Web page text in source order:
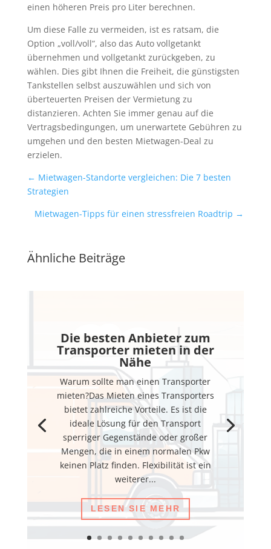
einen höheren Preis pro Liter berechnen.
Um diese Falle zu vermeiden, ist es ratsam, die
Option „voll/voll“, also das Auto vollgetankt
übernehmen und vollgetankt zurückgeben, zu
wählen. Dies gibt Ihnen die Freiheit, die günstigsten
Tankstellen selbst auszuwählen und sich von
überteuerten Preisen der Vermietung zu
distanzieren. Achten Sie immer genau auf die
Vertragsbedingungen, um unerwartete Gebühren zu
umgehen und den besten Mietwagen-Deal zu
erzielen.
← Mietwagen-Standorte vergleichen: Die 7 besten
Strategien
Mietwagen-Tipps für einen stressfreien Roadtrip →
Ähnliche Beiträge
Die besten Anbieter zum
Transporter mieten in der
Nähe
Warum sollte man einen Transporter
mieten?Das Mieten eines Transporters
bietet zahlreiche Vorteile. Es ist die
ideale Lösung für den Transport
sperriger Gegenstände oder großer
Mengen, die in einem normalen Pkw
keinen Platz finden. Flexibilität ist ein
weiterer...
LESEN SIE MEHR